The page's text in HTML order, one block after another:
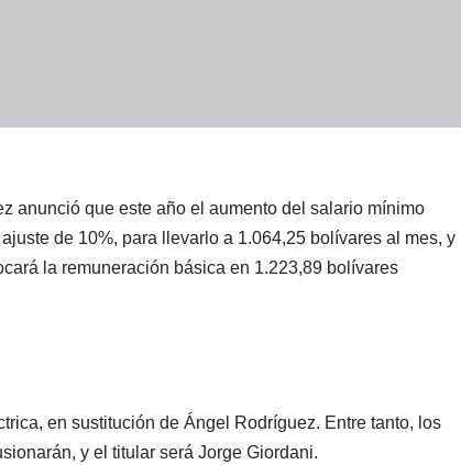
anunció que este año el aumento del salario mínimo
de 10%, para llevarlo a 1.064,25 bolívares al mes, y
la remuneración básica en 1.223,89 bolívares
en sustitución de Ángel Rodríguez. Entre tanto, los
y el titular será Jorge Giordani.